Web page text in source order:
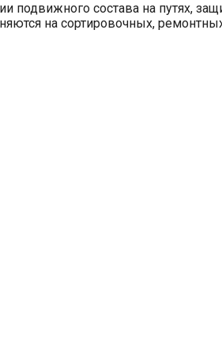
состава на путях,
на сортировочных,